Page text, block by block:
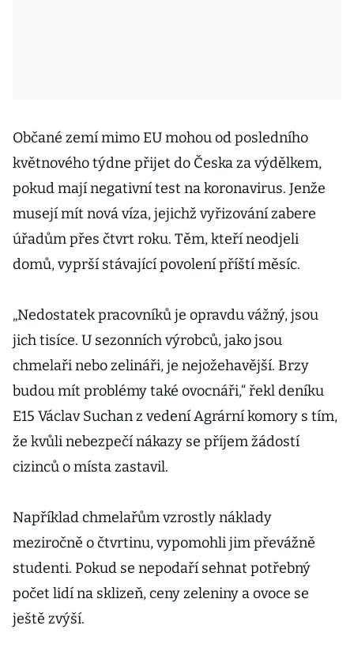
Občané zemí mimo EU mohou od posledního
květnového týdne přijet do Česka za výdělkem,
pokud mají negativní test na koronavirus. Jenže
musejí mít nová víza, jejichž vyřizování zabere
úřadům přes čtvrt roku. Těm, kteří neodjeli
domů, vyprší stávající povolení příští měsíc.
„Nedostatek pracovníků je opravdu vážný, jsou
jich tisíce. U sezonních výrobců, jako jsou
chmelaři nebo zelináři, je nejožehavější. Brzy
budou mít problémy také ovocnáři,“ řekl deníku
E15 Václav Suchan z vedení Agrární komory s tím,
že kvůli nebezpečí nákazy se příjem žádostí
cizinců o místa zastavil.
Například chmelařům vzrostly náklady
meziročně o čtvrtinu, vypomohli jim převážně
studenti. Pokud se nepodaří sehnat potřebný
počet lidí na sklizeň, ceny zeleniny a ovoce se
ještě zvýší.